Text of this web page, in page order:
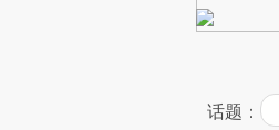
话题：